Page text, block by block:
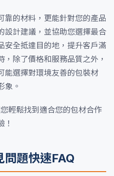
靠的材料，更能針對您的產品
設計建議，並協助您選擇最合
安全抵達目的地，提升客戶滿
除了價格和服務品質之外，
能選擇對環境友善的包裝材
象。
輕鬆找到適合您的包材合作
！
問題快速FAQ